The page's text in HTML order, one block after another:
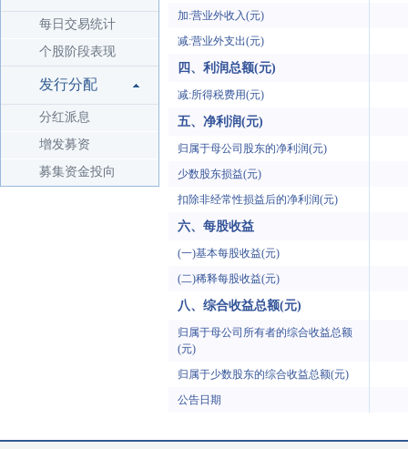
每日交易统计
个股阶段表现
发行分配
分红派息
增发募资
募集资金投向
加:营业外收入(元)
减:营业外支出(元)
四、利润总额(元)
减:所得税费用(元)
五、净利润(元)
归属于母公司股东的净利润(元)
少数股东损益(元)
扣除非经常性损益后的净利润(元)
六、每股收益
(一)基本每股收益(元)
(二)稀释每股收益(元)
八、综合收益总额(元)
归属于母公司所有者的综合收益总额
(元)
归属于少数股东的综合收益总额(元)
公告日期